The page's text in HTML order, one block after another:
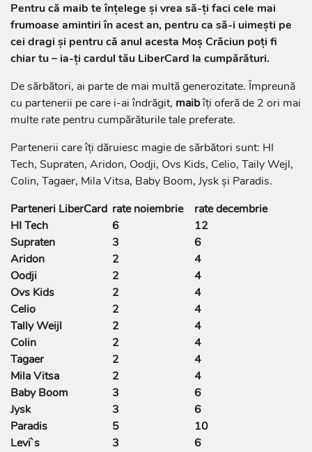
Pentru că maib te înțelege și vrea să-ți faci cele mai
frumoase amintiri în acest an, pentru ca să-i uimești pe
cei dragi și pentru că anul acesta Moș Crăciun poți fi
chiar tu – ia-ți cardul tău LiberCard la cumpărături.
De sărbători, ai parte de mai multă generozitate. Împreună
cu partenerii pe care i-ai îndrăgit, maibîți oferă de 2 ori mai
multe rate pentru cumpărăturile tale preferate.
Partenerii care îți dăruiesc magie de sărbători sunt: HI
Tech, Supraten, Aridon, Oodji, Ovs Kids, Celio, Taily Wejl,
Colin, Tagaer, Mila Vitsa, Baby Boom, Jysk și Paradis.
Parteneri LiberCard rate noiembrie
rate decembrie
HI Tech
6
12
Supraten
3
6
Aridon
2
4
Oodji
2
4
Ovs Kids
2
4
Celio
2
4
Tally Weijl
2
4
Colin
2
4
Tagaer
2
4
Mila Vitsa
2
4
Baby Boom
3
6
Jysk
3
6
Paradis
5
10
Levi`s
3 6